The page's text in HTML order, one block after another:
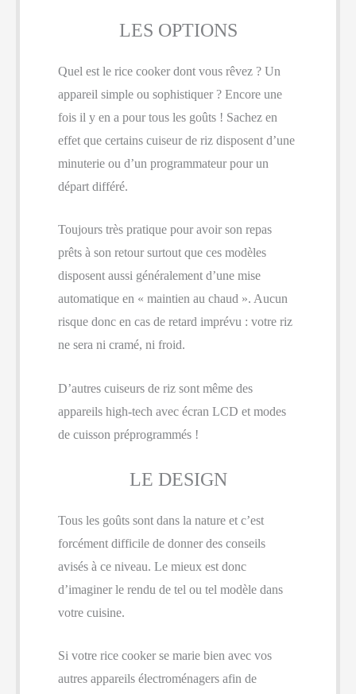
LES OPTIONS
Quel est le rice cooker dont vous rêvez ? Un
appareil simple ou sophistiquer ? Encore une
fois il y en a pour tous les goûts ! Sachez en
effet que certains cuiseur de riz disposent d’une
minuterie ou d’un programmateur pour un
départ différé.
Toujours très pratique pour avoir son repas
prêts à son retour surtout que ces modèles
disposent aussi généralement d’une mise
automatique en « maintien au chaud ». Aucun
risque donc en cas de retard imprévu : votre riz
ne sera ni cramé, ni froid.
D’autres cuiseurs de riz sont même des
appareils high-tech avec écran LCD et modes
de cuisson préprogrammés !
LE DESIGN
Tous les goûts sont dans la nature et c’est
forcément difficile de donner des conseils
avisés à ce niveau. Le mieux est donc
d’imaginer le rendu de tel ou tel modèle dans
votre cuisine.
Si votre rice cooker se marie bien avec vos
autres appareils électroménagers afin de